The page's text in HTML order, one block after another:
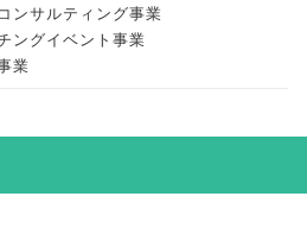
ンサルティング事業
ングイベント事業
業